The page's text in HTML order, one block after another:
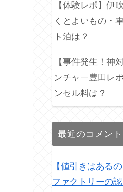
【体験レポ】伊
くとよいもの・
ト泊は？
【事件発生！神
ンチャー豊田レ
ンセル料は？
最近のコメント
【値引きはある
ファクトリーの